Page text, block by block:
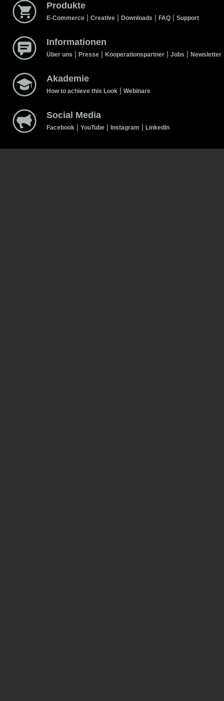
Produkte
E-Commerce | Creative | Downloads | FAQ | Support
Informationen
Über uns | Presse | Kooperationspartner | Jobs | Newsletter
Akademie
How to achieve this Look | Webinare
Social Media
Facebook | YouTube | Instagram | Linkedin